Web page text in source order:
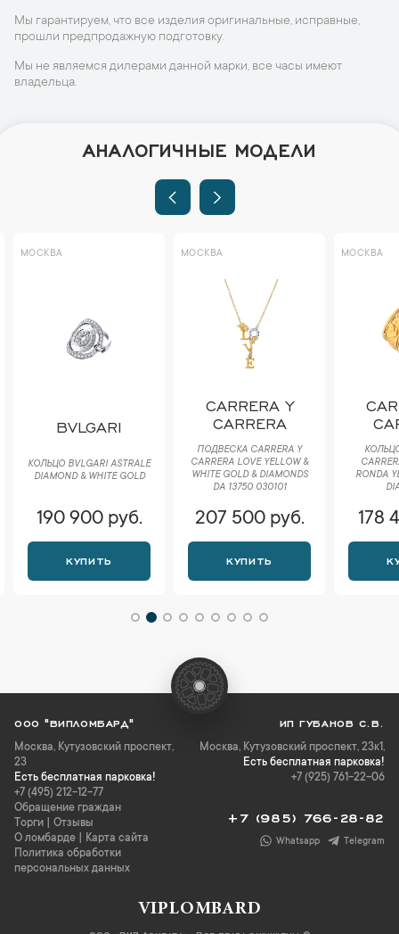
Мы гарантируем, что все изделия оригинальные, исправные,
прошли предпродажную подготовку.
Мы не являемся дилерами данной марки, все часы имеют
владельца.
АНАЛОГИЧНЫЕ МОДЕЛИ
МОСКВА
BVLGARI
КОЛЬЦО BVLGARI ASTRALE
DIAMOND & WHITE GOLD
190 900 руб.
КУПИТЬ
МОСКВА
CARRERA Y
CARRERA
ПОДВЕСКА CARRERA Y
CARRERA LOVE YELLOW &
WHITE GOLD & DIAMONDS
DA 13750 030101
207 500 руб.
КУПИТЬ
МОСКВА
RONDA
178
ООО "ВИПЛОМБАРД"
Москва, Кутузовский проспект,
23
Есть бесплатная парковка!
+7 (495) 212-12-77
Обращение граждан
Торги
Отзывы
О ломбарде
Карта сайта
Политика обработки
персональных данных
ИП ГУБАНОВ С.В.
Москва, Кутузовский проспект, 23к1,
Есть бесплатная парковка!
+7 (925) 761-22-06
+7 (985) 766-28-82
Whatsapp Telegram
VIPLOMBARD